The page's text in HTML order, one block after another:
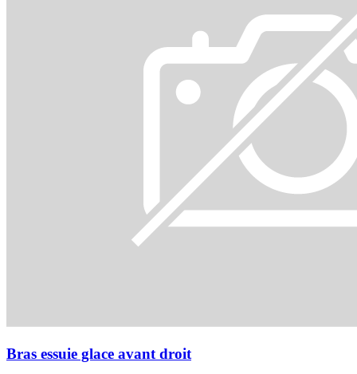
Bras essuie glace avant droit